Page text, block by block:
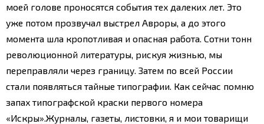
моей голове проносятся события тех далеких лет. Это
уже потом прозвучал выстрел Авроры, а до этого
момента шла кропотливая и опасная работа. Сотни тонн
революционной литературы, рискуя жизнью, мы
переправляли через границу. Затем по всей России
стали появляться тайные типографии. Как сейчас помню
запах типографской краски первого номера
«Искры». Журналы, газеты, листовки, я и мои товарищи